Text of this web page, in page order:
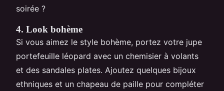
soirée ?
4. Look bohème
Si vous aimez le style bohème, portez votre jupe
portefeuille léopard avec un chemisier à volants
et des sandales plates. Ajoutez quelques bijoux
ethniques et un chapeau de paille pour compléter